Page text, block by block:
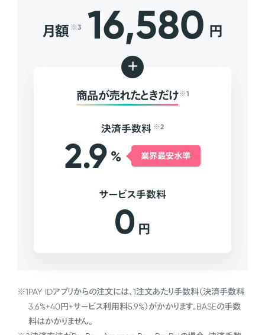
月額 ※3 16,580 円
+
商品が売れたときだけ ※1
決済手数料 ※2
2.9 % 業界最安水準
サービス手数料
0 円
※1PAY IDアプリからの注文には、1注文あたり手数料（決済手数料
3.6%+40円+サービス利用料5.9%）がかかります。BASEの手数
料はかかりません。